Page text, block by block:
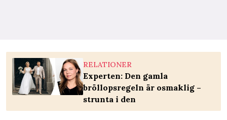
RELATIONER
Experten: Den gamla
bröllopsregeln är osmaklig –
strunta i den